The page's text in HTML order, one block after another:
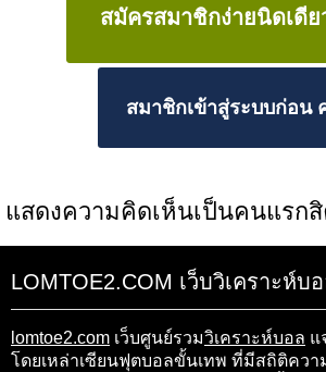
สมัครสมาชิกง่ายนิดเดีย
สมาชิกเข้าสู่ระบบก่อน
แสดงความคิดเห็นเป็นคนแรก
LOMTOE2.COM เว็บวิเคราะห์
lomtoe2.com เว็บศูนย์รวมวิเคราะห์บอล แ
โดยเหล่าเซียนฟุตบอลขั้นเทพ ที่มีสถิติคว